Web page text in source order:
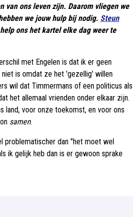
van ons leven zijn. Daarom vliegen we
we jouw hulp bij nodig. Steun
ons het kartel elke dag weer te
met Engelen is dat ik er geen
is omdat ze het 'gezellig' willen
wil dat Timmermans of een politicus als
het allemaal vrienden onder elkaar zijn.
land, voor onze toekomst, en voor ons
samen.
problematischer dan "het moet wel
ik gelijk heb dan is er gewoon sprake